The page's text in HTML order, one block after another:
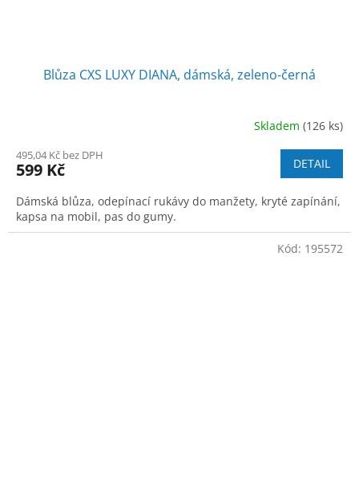
Blůza CXS LUXY DIANA, dámská, zeleno-černá
Skladem (126 ks)
495,04 Kč bez DPH
599 Kč DETAIL
Dámská blůza, odepínací rukávy do manžety, kryté zapínání,
kapsa na mobil, pas do gumy.
Kód: 195572